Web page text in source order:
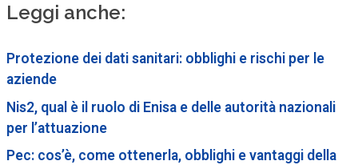
Leggi anche:
Protezione dei dati sanitari: obblighi e rischi per le
aziende
Nis2, qual è il ruolo di Enisa e delle autorità nazionali
per l’attuazione
Pec: cos’è, come ottenerla, obblighi e vantaggi della